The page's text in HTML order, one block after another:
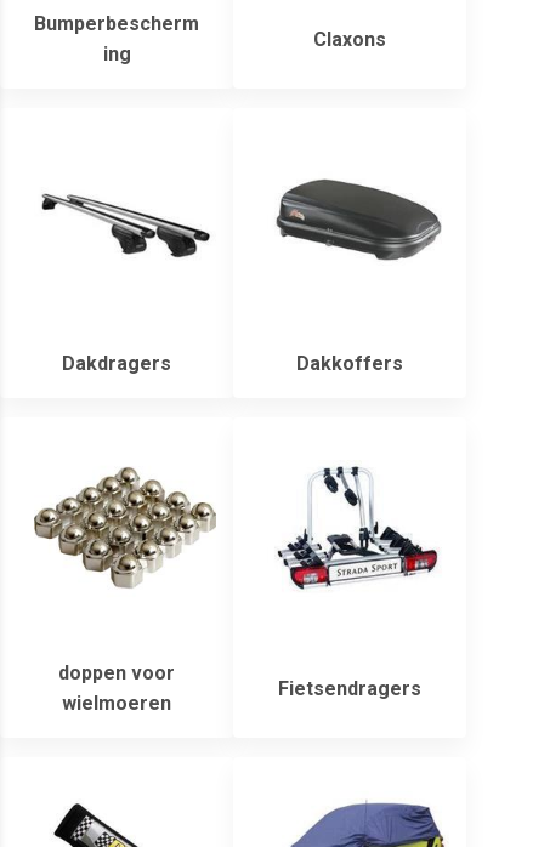
Bumperbescherm
ing
Claxons
Dakdragers Dakkoffers
doppen voor
wielmoeren
Fietsendragers